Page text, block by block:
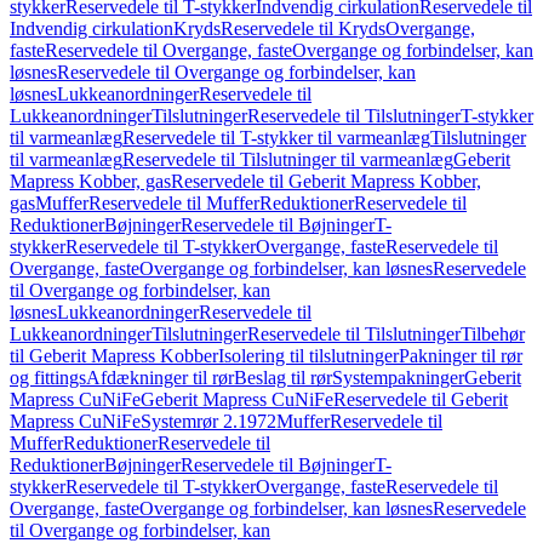
stykkerReservedele til T-stykkerIndvendig cirkulationReservedele til
Indvendig cirkulationKrydsReservedele til KrydsOvergange,
fasteReservedele til Overgange, fasteOvergange og forbindelser, kan
løsnesReservedele til Overgange og forbindelser, kan
løsnesLukkeanordningerReservedele til
LukkeanordningerTilslutningerReservedele til TilslutningerT-stykker
til varmeanlægReservedele til T-stykker til varmeanlægTilslutninger
til varmeanlægReservedele til Tilslutninger til varmeanlægGeberit
Mapress Kobber, gasReservedele til Geberit Mapress Kobber,
gasMufferReservedele til MufferReduktionerReservedele til
ReduktionerBøjningerReservedele til BøjningerT-
stykkerReservedele til T-stykkerOvergange, fasteReservedele til
Overgange, fasteOvergange og forbindelser, kan løsnesReservedele
til Overgange og forbindelser, kan
løsnesLukkeanordningerReservedele til
LukkeanordningerTilslutningerReservedele til TilslutningerTilbehør
til Geberit Mapress KobberIsolering til tilslutningerPakninger til rør
og fittingsAfdækninger til rørBeslag til rørSystempakningerGeberit
Mapress CuNiFeGeberit Mapress CuNiFeReservedele til Geberit
Mapress CuNiFeSystemrør 2.1972MufferReservedele til
MufferReduktionerReservedele til
ReduktionerBøjningerReservedele til BøjningerT-
stykkerReservedele til T-stykkerOvergange, fasteReservedele til
Overgange, fasteOvergange og forbindelser, kan løsnesReservedele
til Overgange og forbindelser, kan